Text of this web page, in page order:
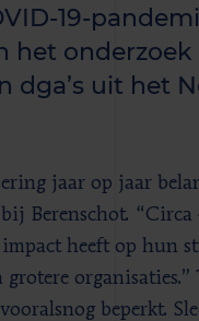
19-
het
dga’s uit het
jaar op jaar
Berenschot. “Circa
heeft op hun
grotere
beperkt.